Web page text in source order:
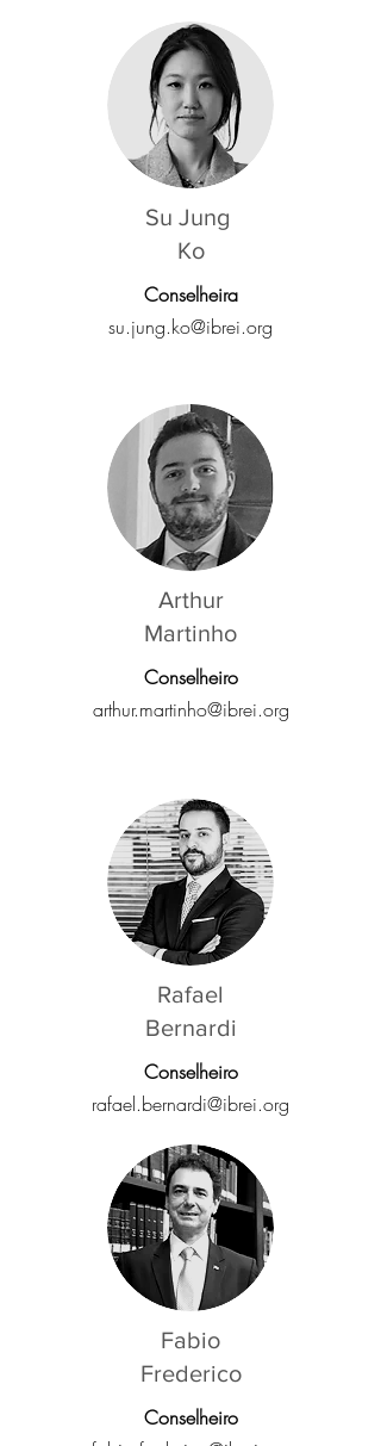
Su Jung
Ko
Conselheira
su.jung.ko@ibrei.org
Arthur
Martinho
Conselheiro
arthur.martinho@ibrei.org
Rafael
Bernardi
Conselheiro
rafael.bernardi@ibrei.org
Fabio
Frederico
Conselheiro